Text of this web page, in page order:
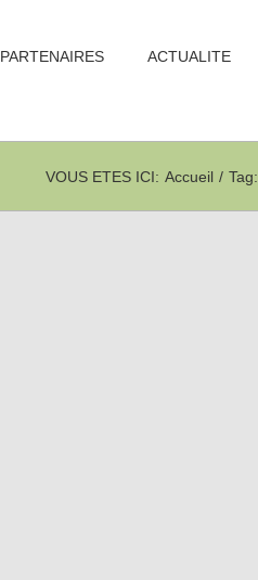
PARTENAIRES ACTUALITE
VOUS ETES ICI: Accueil / Tag: